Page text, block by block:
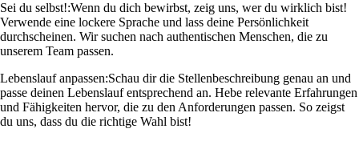
Sei du selbst!:Wenn du dich bewirbst, zeig uns, wer du wirklich bist!
Verwende eine lockere Sprache und lass deine Persönlichkeit
durchscheinen. Wir suchen nach authentischen Menschen, die zu
unserem Team passen.
Lebenslauf anpassen:Schau dir die Stellenbeschreibung genau an und
passe deinen Lebenslauf entsprechend an. Hebe relevante Erfahrungen
und Fähigkeiten hervor, die zu den Anforderungen passen. So zeigst
du uns, dass du die richtige Wahl bist!